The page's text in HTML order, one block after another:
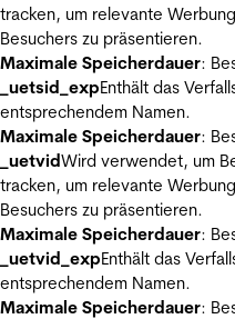
tracken, um relevante
Besuchers zu präsentieren.
Maximale Speicherdauer:
_uetsid_expEnthält das
entsprechendem Namen.
Maximale Speicherdauer:
_uetvidWird verwendet, um
tracken, um relevante
Besuchers zu präsentieren.
Maximale Speicherdauer:
_uetvid_expEnthält das
entsprechendem Namen.
Maximale Speicherdauer: